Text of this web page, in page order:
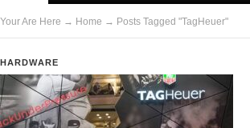
TV & Video Ultimas
Your Are Here → Home → Posts Tagged "TagHeuer"
HARDWARE